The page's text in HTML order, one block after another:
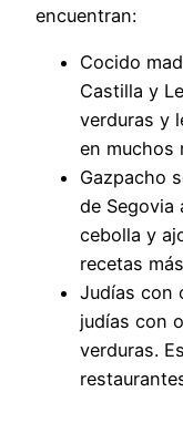
encuentran:
Cocido
Castilla y
verduras y
en muchos
Gazpacho
de Segovia
cebolla y
recetas
Judías con
judías con
verduras.